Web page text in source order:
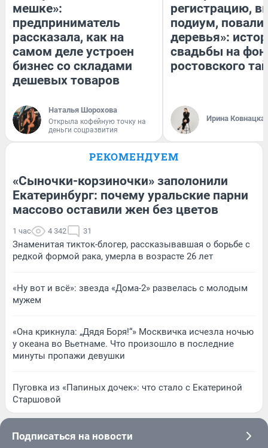
мешке»:
предприниматель
рассказала, как на
самом деле устроен
бизнес со складами
дешевых товаров
Наталья Шорохова
Открыла кофейную точку на
деньги соцразвития
регистрацию,
подиум,
деревья»:
свадьбы на
ростовского
Ирина
РЕКОМЕНДУЕМ
«Сыночки-корзиночки» заполонили
Екатеринбург: почему уральские парни
массово оставили жен без цветов
1 час 4 342 31
Знаменитая тикток-блогер, рассказывавшая о борьбе с
редкой формой рака, умерла в возрасте 26 лет
«Ну вот и всё»: звезда «Дома-2» развелась с молодым
мужем
«Она крикнула: „Дядя Боря!“» Москвичка исчезла ночью
у океана во Вьетнаме. Что произошло в последние
минуты пропажи девушки
Пуговка из «Папиных дочек»: что стало с Екатериной
Старшовой
Подписаться на новости